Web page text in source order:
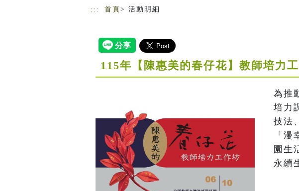
::: 首頁 > 活動明細
115年【陳惠美的春仔花】教師培力
為推
培力
技法
「
園生